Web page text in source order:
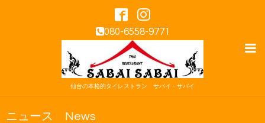
080-6558-9771
仙台の本格的タイレストラン サバイ・サバイ
ニュース News